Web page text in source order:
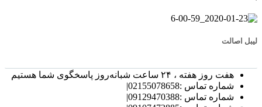
لیبل اصالت
هفت روز هفته ، ۲۴ ساعت شبانه‌روز پاسخگوی شما هستیم
شماره تماس :02155078658|
شماره تماس :09129470388|